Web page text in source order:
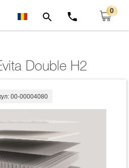
0
Double H2
00-00004080